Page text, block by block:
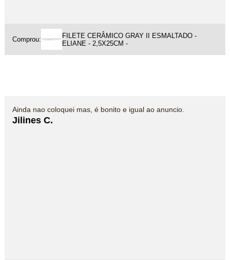
Comprou:
FILETE CERÂMICO GRAY II ESMALTADO -
ELIANE - 2,5X25CM -
Ainda nao coloquei mas, é bonito e igual ao anuncio.
Jilines C.